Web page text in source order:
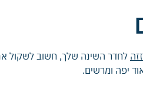
לחדר השינה שלך, חשוב לשקול
יפה ומרשים.